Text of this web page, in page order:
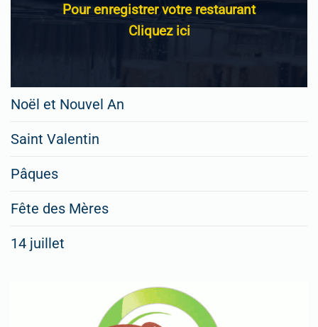
Pour enregistrer votre restaurant
Cliquez ici
Noël et Nouvel An
Saint Valentin
Pâques
Fête des Mères
14 juillet